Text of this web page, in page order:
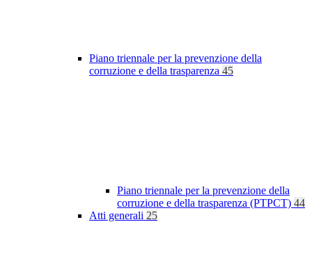
Piano triennale per la prevenzione della
corruzione e della trasparenza 45
Piano triennale per la prevenzione della
corruzione e della trasparenza (PTPCT) 44
Atti generali 25